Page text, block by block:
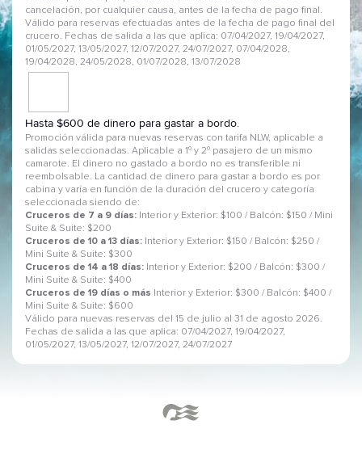
cancelación, por cualquier causa, antes de la fecha de pago final.
Válido para reservas efectuadas antes de la fecha de pago final del
crucero. Fechas de salida a las que aplica: 07/04/2027, 19/04/2027,
01/05/2027, 13/05/2027, 12/07/2027, 24/07/2027, 07/04/2028,
19/04/2028, 24/05/2028, 01/07/2028, 13/07/2028
Hasta $600 de dinero para gastar a bordo.
Promoción válida para nuevas reservas con tarifa NLW, aplicable a
salidas seleccionadas. Aplicable a 1º y 2º pasajero de un mismo
camarote. El dinero no gastado a bordo no es transferible ni
reembolsable. La cantidad de dinero para gastar a bordo es por
cabina y varía en función de la duración del crucero y categoría
seleccionada siendo de:
Cruceros de 7 a 9 días: Interior y Exterior: $100 / Balcón: $150 / Mini
Suite & Suite: $200
Cruceros de 10 a 13 días: Interior y Exterior: $150 / Balcón: $250 /
Mini Suite & Suite: $300
Cruceros de 14 a 18 días: Interior y Exterior: $200 / Balcón: $300 /
Mini Suite & Suite: $400
Cruceros de 19 días o más
Interior y Exterior: $300 / Balcón: $400 /
Mini Suite & Suite: $600
Válido para nuevas reservas del 15 de julio al 31 de agosto 2026.
Fechas de salida a las que aplica: 07/04/2027, 19/04/2027,
01/05/2027, 13/05/2027, 12/07/2027, 24/07/2027